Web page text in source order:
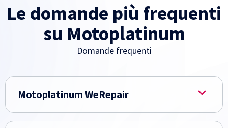
Le domande più frequenti
su Motoplatinum
Domande frequenti
Motoplatinum WeRepair